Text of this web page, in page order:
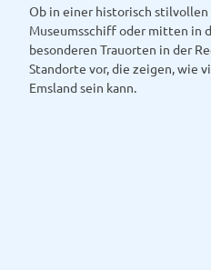
Ob in einer historisch stilvollen
Museumsschiff oder mitten in
besonderen Trauorten in der
Standorte vor, die zeigen, wie
Emsland sein kann.